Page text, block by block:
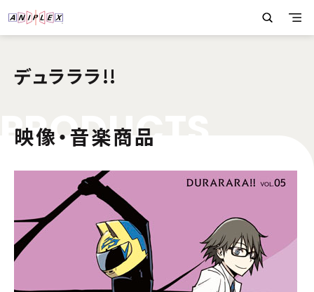
デュラララ!!
PRODUC
映像・音楽商品